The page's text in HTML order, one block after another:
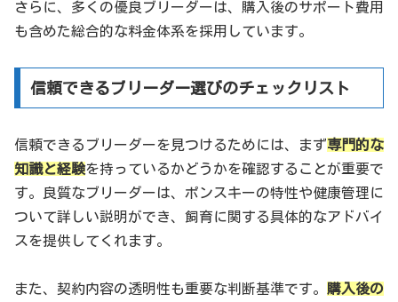
さらに、多くの優良ブリーダーは、購入後のサポート費用
も含めた総合的な料金体系を採用しています。
信頼できるブリーダー選びのチェックリスト
信頼できるブリーダーを見つけるためには、まず専門的な
知識と経験を持っているかどうかを確認することが重要で
す。良質なブリーダーは、ポンスキーの特性や健康管理に
ついて詳しい説明ができ、飼育に関する具体的なアドバイ
スを提供してくれます。
また、契約内容の透明性も重要な判断基準です。 購入後の